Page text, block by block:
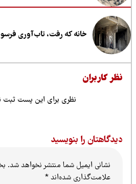
خانه که رفت، تاب‌آوری فرسوده
کاربران
نظری برای این پست ثبت
را بنویسید
نشانی ایمیل شما منتشر نخواهد شد.
علامت‌گذاری شده‌اند*